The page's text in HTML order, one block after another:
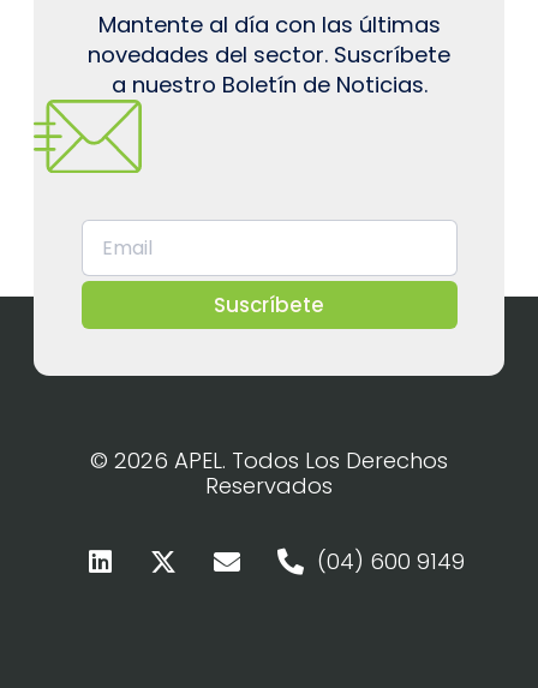
Mantente al día con las últimas
novedades del sector. Suscríbete
a nuestro Boletín de Noticias.
Suscríbete
© 2026 APEL. Todos Los Derechos
Reservados
(04) 600 9149